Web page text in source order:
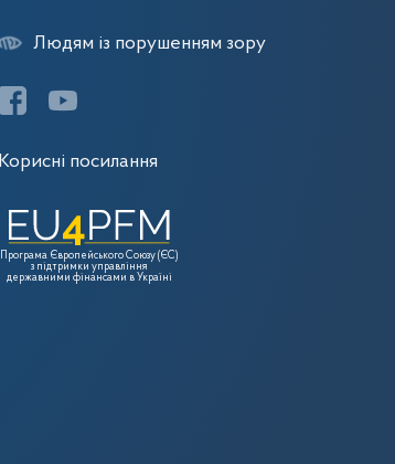
Людям із порушенням зору
Корисні посилання
Програма Європейського Союзу (ЄС)
з підтримки управління
державними фінансами в Україні